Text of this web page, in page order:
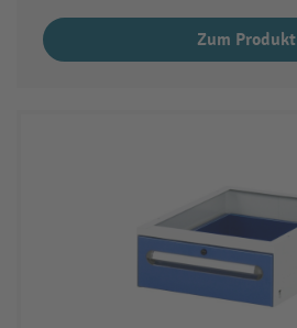
Zum Produkt